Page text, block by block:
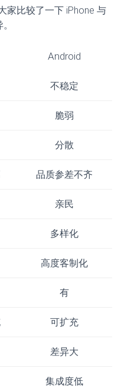
家比较了一下 iPhone 与
Android
不稳定
脆弱
分散
品质参差不齐
亲民
多样化
高度客制化
有
可扩充
差异大
集成度低